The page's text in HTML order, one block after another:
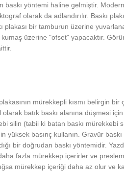
baskı yöntemi haline gelmiştir.
olarak da adlandırılır. Baskı
plakası bir tamburun üzerine
kumaş üzerine "ofset" yapacaktır.
mürekkepli kısmı belirgin
olarak batık baskı alanına düşmesi
silin (tabii ki batan baskı
yüksek basınç kullanın. Gravür
bir doğrudan baskı yöntemidir.
fazla mürekkep içerirler ve
mürekkep içeriği daha az olur ve